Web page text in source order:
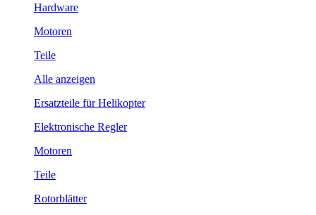
Hardware
Motoren
Teile
Alle anzeigen
Ersatzteile für Helikopter
Elektronische Regler
Motoren
Teile
Rotorblätter